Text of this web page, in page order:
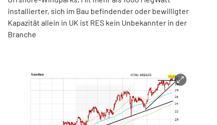
installierter, sich im Bau befindender oder bewilligter
Kapazität allein in UK ist RES kein Unbekannter in der
Branche